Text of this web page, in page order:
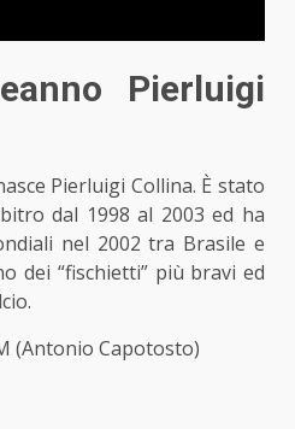
Pierluigi
Pierluigi Collina. È stato
dal 1998 al 2003 ed ha
nel 2002 tra Brasile e
dei “fischietti” più bravi ed
(Antonio Capotosto)